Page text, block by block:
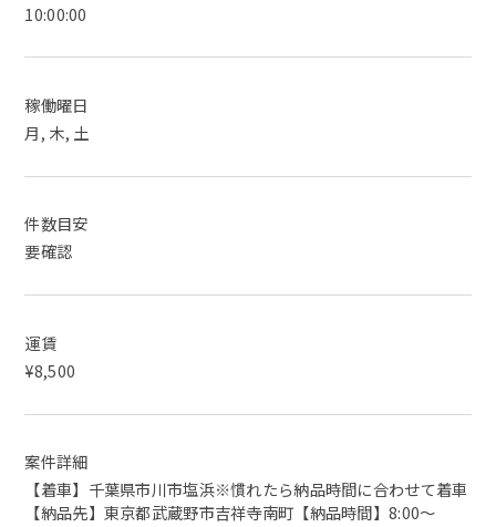
10:00:00
稼働曜日
月, 木, 土
件数目安
要確認
運賃
¥8,500
案件詳細
【着車】千葉県市川市塩浜※慣れたら納品時間に合わせて着車
【納品先】東京都武蔵野市吉祥寺南町【納品時間】8:00～